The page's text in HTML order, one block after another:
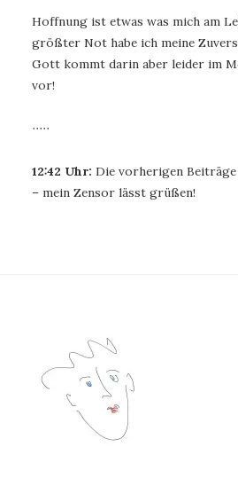
Hoffnung ist etwas was mich am
größter Not habe ich meine
Gott kommt darin aber leider im
vor!
∙∙∙∙∙
12:42 Uhr: Die vorherigen
– mein Zensor lässt grüßen!